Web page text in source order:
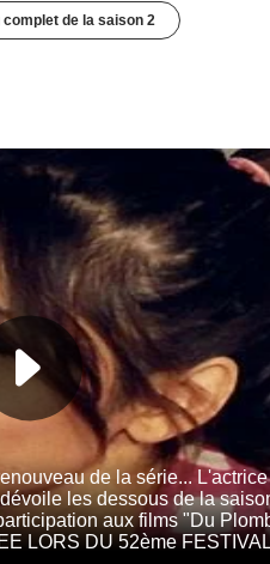
de la saison 2
de la série...
les dessous de la
aux films "Du
LORS DU 52ème